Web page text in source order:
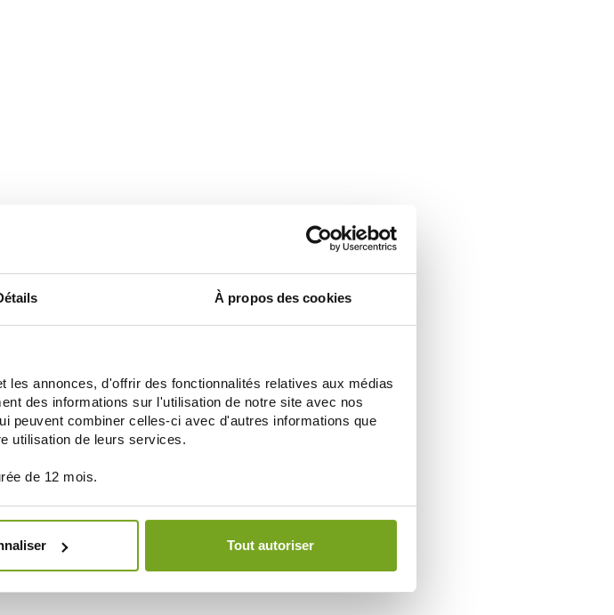
À propos des cookies
les annonces, d'offrir des fonctionnalités relatives aux médias
des informations sur l'utilisation de notre site avec nos
peuvent combiner celles-ci avec d'autres informations que
utilisation de leurs services.
de 12 mois.
Tout autoriser